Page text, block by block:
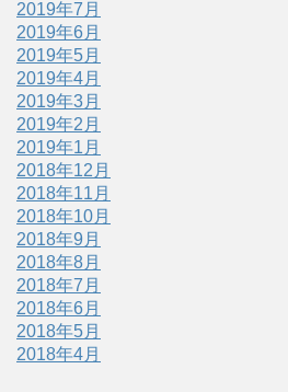
2019年7月
2019年6月
2019年5月
2019年4月
2019年3月
2019年2月
2019年1月
2018年12月
2018年11月
2018年10月
2018年9月
2018年8月
2018年7月
2018年6月
2018年5月
2018年4月